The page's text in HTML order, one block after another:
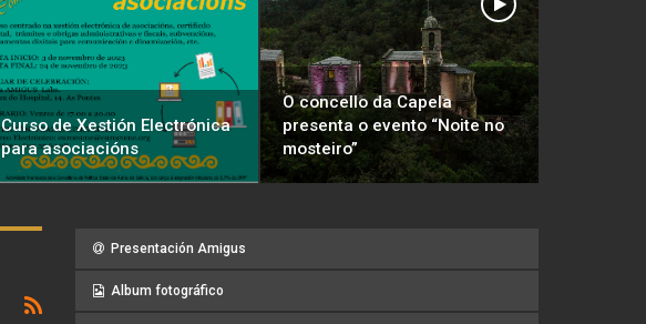
Curso de Xestión Electrónica
para asociacións
O concello da Capela
presenta o evento “Noite no
mosteiro”
Presentación Amigus
Album fotográfico